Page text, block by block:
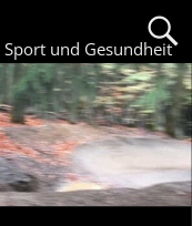
und Gesundheit